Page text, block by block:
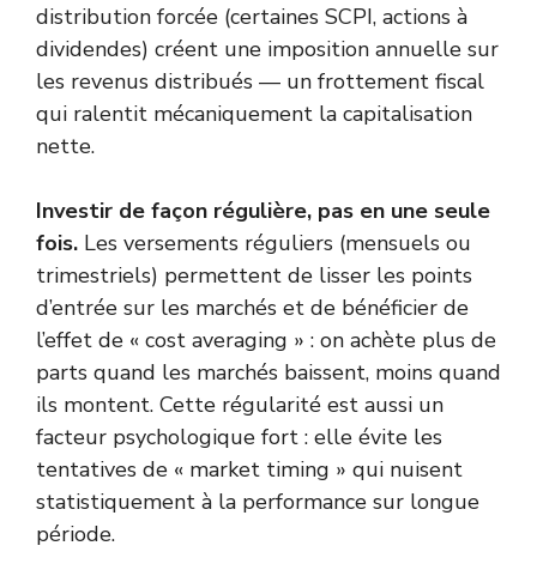
distribution forcée (certaines SCPI, actions à
dividendes) créent une imposition annuelle sur
les revenus distribués — un frottement fiscal
qui ralentit mécaniquement la capitalisation
nette.
Investir de façon régulière, pas en une seule
fois. Les versements réguliers (mensuels ou
trimestriels) permettent de lisser les points
d’entrée sur les marchés et de bénéficier de
l’effet de « cost averaging » : on achète plus de
parts quand les marchés baissent, moins quand
ils montent. Cette régularité est aussi un
facteur psychologique fort : elle évite les
tentatives de « market timing » qui nuisent
statistiquement à la performance sur longue
période.